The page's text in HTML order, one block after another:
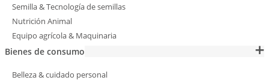
Semilla & Tecnología de semillas
Nutrición Animal
Equipo agrícola & Maquinaria
Bienes de consumo
Belleza & cuidado personal